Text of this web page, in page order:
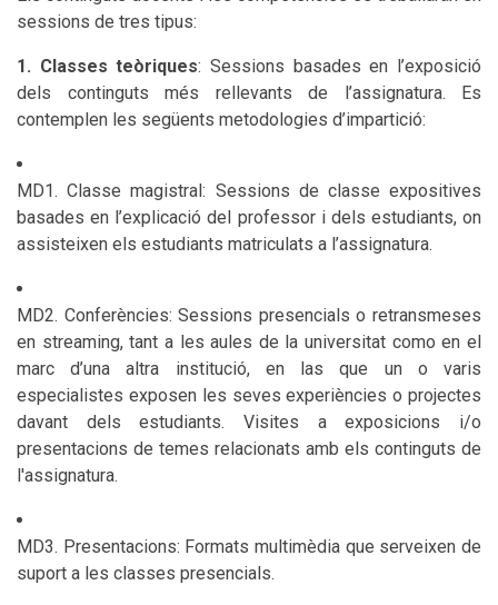
sessions de tres tipus:
1. Classes teòriques: Sessions basades en l’exposició
dels continguts més rellevants de l’assignatura. Es
contemplen les següents metodologies d’impartició:
MD1. Classe magistral: Sessions de classe expositives
basades en l’explicació del professor i dels estudiants, on
assisteixen els estudiants matriculats a l’assignatura.
MD2. Conferències: Sessions presencials o retransmeses
en streaming, tant a les aules de la universitat como en el
marc d’una altra institució, en las que un o varis
especialistes exposen les seves experiències o projectes
davant dels estudiants. Visites a exposicions i/o
presentacions de temes relacionats amb els continguts de
l'assignatura.
MD3. Presentacions: Formats multimèdia que serveixen de
suport a les classes presencials.